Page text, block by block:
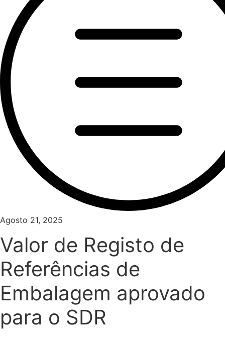
Agosto 21, 2025
Valor de Registo de
Referências de
Embalagem aprovado
para o SDR